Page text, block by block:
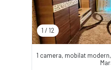
1 / 12
1 camera, mobilat